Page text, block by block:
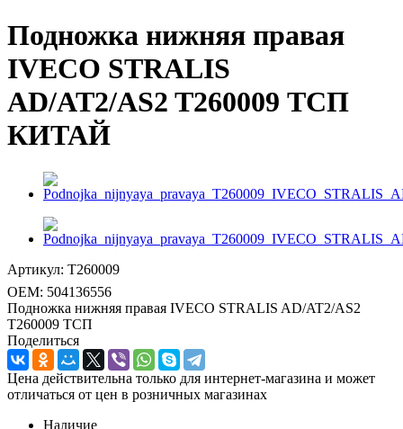
Подножка нижняя правая
IVECO STRALIS
AD/AT2/AS2 T260009 ТСП
КИТАЙ
Артикул: T260009
OEM: 504136556
Подножка нижняя правая IVECO STRALIS AD/AT2/AS2
T260009 ТСП
Поделиться
Цена действительна только для интернет-магазина и может
отличаться от цен в розничных магазинах
Наличие